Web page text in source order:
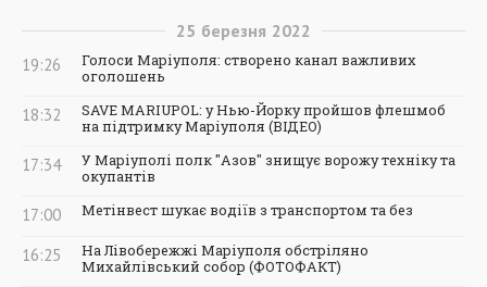
25 березня 2022
19:26
Голоси Маріуполя: створено канал важливих
оголошень
18:32
SAVE MARIUPOL: у Нью-Йорку пройшов флешмоб
на підтримку Маріуполя (ВІДЕО)
17:34
У Маріуполі полк "Азов" знищує ворожу техніку та
окупантів
17:00 Метінвест шукає водіїв з транспортом та без
16:25
На Лівобережжі Маріуполя обстріляно
Михайлівський собор (ФОТОФАКТ)